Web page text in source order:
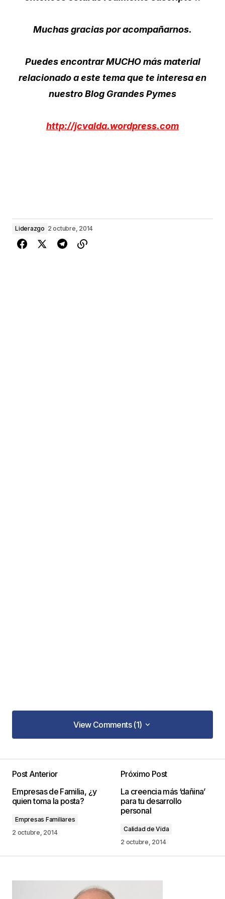
Muchas gracias por acompañarnos.
Puedes encontrar MUCHO más material
relacionado a este tema que te interesa en
nuestro Blog Grandes Pymes
http://jcvalda.wordpress.com
Liderazgo 2 octubre, 2014
View Comments (1)
View Comments (1)
publicada. Los campos obligatorios están
marcados con*
Comentario
Post Anterior
Empresas de Familia, ¿y
quien toma la posta?
Empresas Familiares
2 octubre, 2014
Próximo Post
La creencia más ‘dañina’
para tu desarrollo
personal
Calidad de Vida
2 octubre, 2014